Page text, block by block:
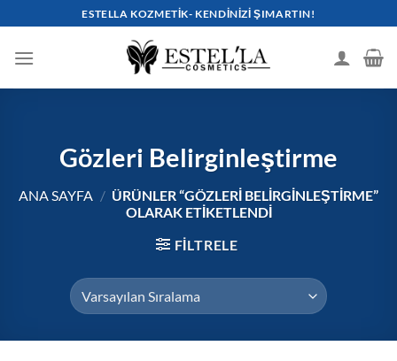
atla
ESTELLA KOZMETIK- KENDINIZI ŞIMARTIN!
Gözleri Belirginleştirme
ANA SAYFA / ÜRÜNLER “GÖZLERI BELIRGINLEŞTIRME”
OLARAK ETIKETLENDI
FILTRELE